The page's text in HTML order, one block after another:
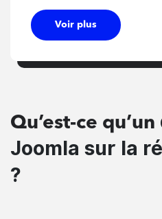
Voir plus
Qu’est-ce qu’un
Joomla sur la
?